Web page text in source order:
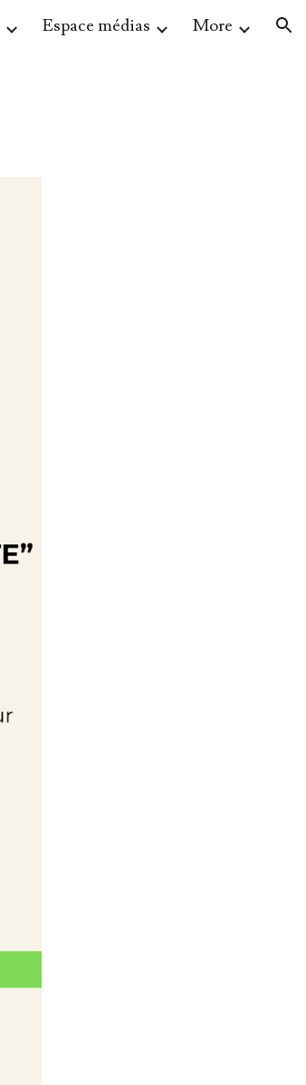
Espace médias More